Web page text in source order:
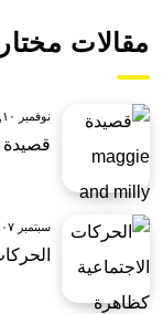
مقالات
نوفمبر ١٠, ٢٠٢١
قصيدة maggie and milly and molly and may
سبتمبر ٠٧, ٢٠٢١